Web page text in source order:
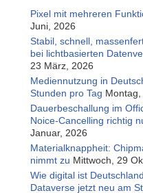
Pixel mit mehreren
Juni, 2026
Stabil, schnell,
bei lichtbasierten
23 März, 2026
Mediennutzung in
Stunden pro Tag
Dauerbeschallung im
Noice-Cancelling richtig
Januar, 2026
Materialknappheit:
nimmt zu Mittwoch, 29
Wie digital ist
Dataverse jetzt neu am